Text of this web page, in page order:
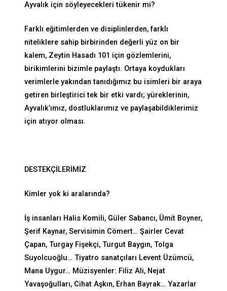
Ayvalık için söyleyecekleri tükenir mi?
Farklı eğitimlerden ve disiplinlerden, farklı
niteliklere sahip birbirinden değerli yüz on bir
kalem, Zeytin Hasadı 101 için gözlemlerini,
birikimlerini bizimle paylaştı. Ortaya koydukları
verimlerle yakından tanıdığımız bu isimleri bir araya
getiren birleştirici tek bir etki vardı; yüreklerinin,
Ayvalık’ımız, dostluklarımız ve paylaşabildiklerimiz
için atıyor olması.
DESTEKÇİLERİMİZ
Kimler yok ki aralarında?
İş insanları Halis Komili, Güler Sabancı, Ümit Boyner,
Şerif Kaynar, Servisimin Cömert… Şairler Cevat
Çapan, Turgay Fişekçi, Turgut Baygın, Tolga
Suyolcuoğlu… Tiyatro sanatçıları Levent Üzümcü,
Mana Uygur… Müzisyenler: Filiz Ali, Nejat
Yavaşoğulları, Cihat Aşkın, Erhan Bayrak… Yazarlar